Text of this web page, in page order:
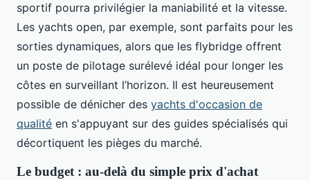
sportif pourra privilégier la maniabilité et la vitesse.
Les yachts open, par exemple, sont parfaits pour les
sorties dynamiques, alors que les flybridge offrent
un poste de pilotage surélevé idéal pour longer les
côtes en surveillant l’horizon. Il est heureusement
possible de dénicher des yachts d'occasion de
qualité en s'appuyant sur des guides spécialisés qui
décortiquent les pièges du marché.
Le budget : au-delà du simple prix d'achat